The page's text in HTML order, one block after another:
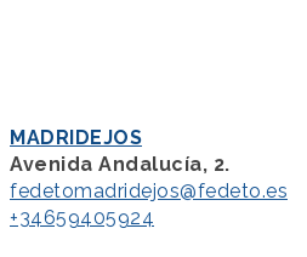
MADRIDEJOS
Avenida Andalucía, 2.
fedetomadridejos@fedeto.es
+34659405924